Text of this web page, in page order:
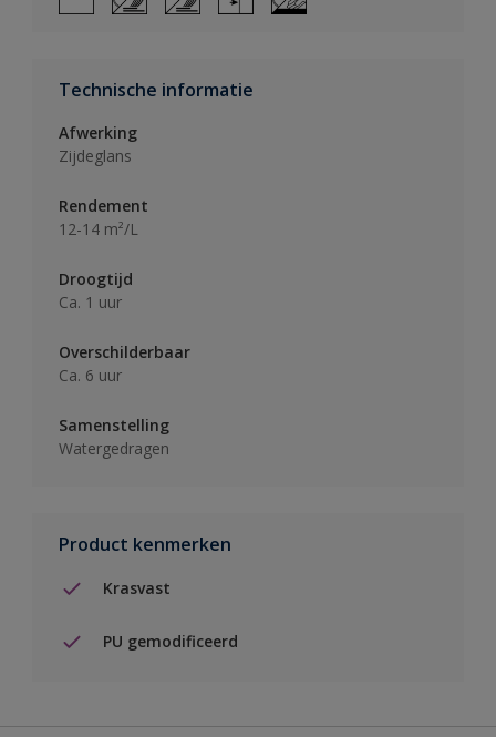
Technische informatie
Afwerking
Zijdeglans
Rendement
12-14 m²/L
Droogtijd
Ca. 1 uur
Overschilderbaar
Ca. 6 uur
Samenstelling
Watergedragen
Product kenmerken
Krasvast
PU gemodificeerd